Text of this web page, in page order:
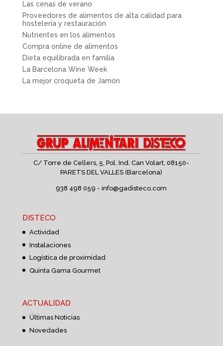
Las cenas de verano
Proveedores de alimentos de alta calidad para
hostelería y restauración
Nutrientes en los alimentos
Compra online de alimentos
Dieta equilibrada en familia
La Barcelona Wine Week
La mejor croqueta de Jamón
C/ Torre de Cellers, 5, Pol. Ind. Can Volart,08150-
PARETS DEL VALLES (Barcelona)
938 498 059 -info@gadisteco.com
DISTECO
Actividad
Instalaciones
Logística de proximidad
Quinta Gama Gourmet
ACTUALIDAD
Últimas Noticias
Novedades